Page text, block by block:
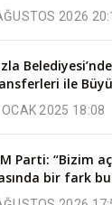
2026
ile
2025 18:08
Parti: “Bizim
bir fark